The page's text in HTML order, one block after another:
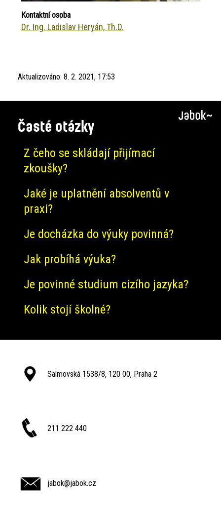
Kontaktní osoba
Dr. Ing. Ladislav Heryán, Th.D.
Aktualizováno: 8. 2. 2021, 17:53
Časté otázky
Z čeho se skládají přijímací
zkoušky?
Jaké je uplatnění absolventů v
praxi?
Je docházka do výuky povinná?
Jak probíhá výuka?
Je povinné studium cizího jazyka?
Kolik stojí školné?
Salmovská 1538/8, 120 00, Praha 2
211 222 440
jabok@jabok.cz